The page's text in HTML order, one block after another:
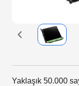
Yaklaşık 50.000